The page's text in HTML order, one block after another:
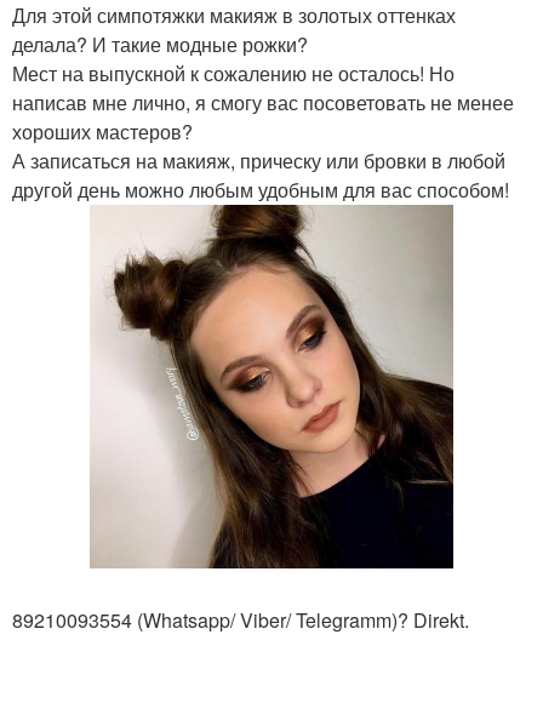
Для этой симпотяжки макияж в золотых оттенках
делала? И такие модные рожки?
Мест на выпускной к сожалению не осталось! Но
написав мне лично, я смогу вас посоветовать не менее
хороших мастеров?
А записаться на макияж, прическу или бровки в любой
другой день можно любым удобным для вас способом!
89210093554 (Whatsapp/ Viber/ Telegramm)? Direkt.